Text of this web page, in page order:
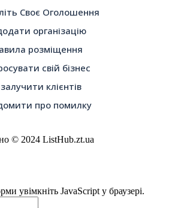
Своє Оголошення
організацію
розміщення
свій бізнес
клієнтів
про помилку
© 2024 ListHub.zt.ua
увімкніть JavaScript у браузері.